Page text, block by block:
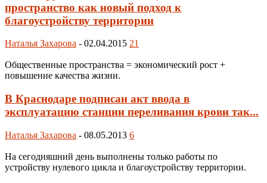
пространство как новый подход к
благоустройству территории
Наталья Захарова - 02.04.2015 21
Общественные пространства = экономический рост +
повышение качества жизни.
В Краснодаре подписан акт ввода в
эксплуатацию станции переливания крови так...
Наталья Захарова - 08.05.2013 6
На сегодняшний день выполнены только работы по
устройству нулевого цикла и благоустройству территории.